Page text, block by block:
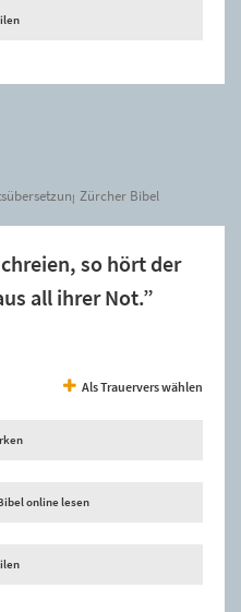
Zürcher Bibel
so hört der
all ihrer Not.”
Als Trauervers wählen
online lesen